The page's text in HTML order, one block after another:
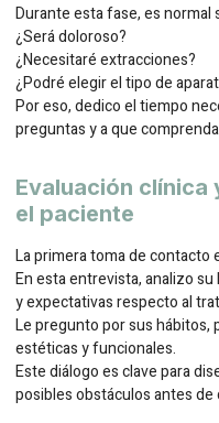
Durante esta fase, es
¿Será doloroso?
¿Necesitaré extracciones?
¿Podré elegir el tipo de
Por eso, dedico el tiempo
preguntas y a que
Evaluación clínica
el paciente
La primera toma de contacto
En esta entrevista, analizo
y expectativas respecto al
Le pregunto por sus hábitos,
estéticas y funcionales.
Este diálogo es clave para
posibles obstáculos antes de